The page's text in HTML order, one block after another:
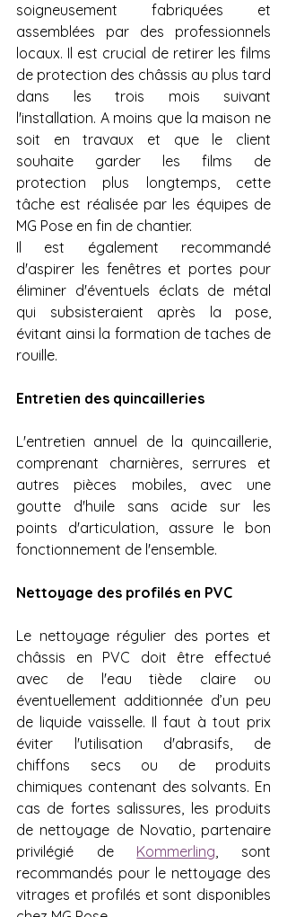
soigneusement fabriquées et
assemblées par des professionnels
locaux. Il est crucial de retirer les films
de protection des châssis au plus tard
dans les trois mois suivant
l'installation. A moins que la maison ne
soit en travaux et que le client
souhaite garder les films de
protection plus longtemps, cette
tâche est réalisée par les équipes de
MG Pose en fin de chantier.
Il est également recommandé
d'aspirer les fenêtres et portes pour
éliminer d'éventuels éclats de métal
qui subsisteraient après la pose,
évitant ainsi la formation de taches de
rouille.
Entretien des quincailleries
L'entretien annuel de la quincaillerie,
comprenant charnières, serrures et
autres pièces mobiles, avec une
goutte d'huile sans acide sur les
points d'articulation, assure le bon
fonctionnement de l'ensemble.
Nettoyage des profilés en PVC
Le nettoyage régulier des portes et
châssis en PVC doit être effectué
avec de l'eau tiède claire ou
éventuellement additionnée d’un peu
de liquide vaisselle. Il faut à tout prix
éviter l'utilisation d'abrasifs, de
chiffons secs ou de produits
chimiques contenant des solvants. En
cas de fortes salissures, les produits
de nettoyage de Novatio, partenaire
privilégié de Kommerling, sont
recommandés pour le nettoyage des
vitrages et profilés et sont disponibles